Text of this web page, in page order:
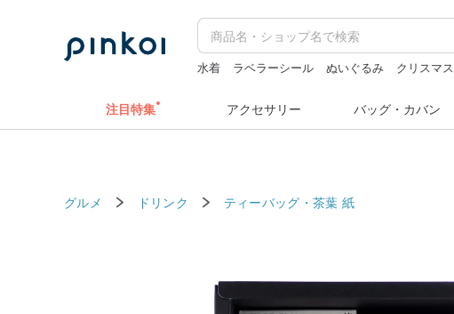
水着 ラベラーシール ぬいぐるみ クリスマス
注目特集 アクセサリー バッグ・カバン
グルメ ドリンク ティーバッグ・茶葉 紙